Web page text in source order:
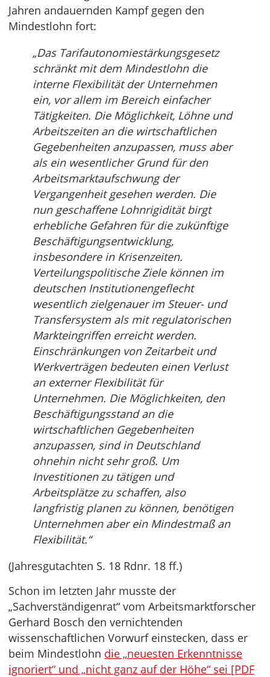
Jahren andauernden Kampf gegen den
Mindestlohn fort:
„Das Tarifautonomiestärkungsgesetz
schränkt mit dem Mindestlohn die
interne Flexibilität der Unternehmen
ein, vor allem im Bereich einfacher
Tätigkeiten. Die Möglichkeit, Löhne und
Arbeitszeiten an die wirtschaftlichen
Gegebenheiten anzupassen, muss aber
als ein wesentlicher Grund für den
Arbeitsmarktaufschwung der
Vergangenheit gesehen werden. Die
nun geschaffene Lohnrigidität birgt
erhebliche Gefahren für die zukünftige
Beschäftigungsentwicklung,
insbesondere in Krisenzeiten.
Verteilungspolitische Ziele können im
deutschen Institutionengeflecht
wesentlich zielgenauer im Steuer- und
Transfersystem als mit regulatorischen
Markteingriffen erreicht werden.
Einschränkungen von Zeitarbeit und
Werkverträgen bedeuten einen Verlust
an externer Flexibilität für
Unternehmen. Die Möglichkeiten, den
Beschäftigungsstand an die
wirtschaftlichen Gegebenheiten
anzupassen, sind in Deutschland
ohnehin nicht sehr groß. Um
Investitionen zu tätigen und
Arbeitsplätze zu schaffen, also
langfristig planen zu können, benötigen
Unternehmen aber ein Mindestmaß an
Flexibilität.“
(Jahresgutachten S. 18 Rdnr. 18 ff.)
Schon im letzten Jahr musste der
„Sachverständigenrat“ vom Arbeitsmarktforscher
Gerhard Bosch den vernichtenden
wissenschaftlichen Vorwurf einstecken, dass er
beim Mindestlohn die „neuesten Erkenntnisse
ignoriert“ und „nicht ganz auf der Höhe“ sei [PDF